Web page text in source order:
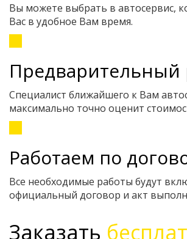
Вы можете выбрать в автосервис,
Вас в удобное Вам время.
Предварительный
Специалист ближайшего к Вам
максимально точно оценит
Работаем по
Все необходимые работы будут
официальный договор и акт
Заказать